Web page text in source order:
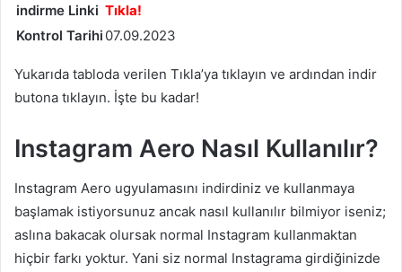
indirme Linki Tıkla!
Kontrol Tarihi 07.09.2023
Yukarıda tabloda verilen Tıkla’ya tıklayın ve ardından indir
butona tıklayın. İşte bu kadar!
Instagram Aero Nasıl Kullanılır?
Instagram Aero ugyulamasını indirdiniz ve kullanmaya
başlamak istiyorsunuz ancak nasıl kullanılır bilmiyor iseniz;
aslına bakacak olursak normal Instagram kullanmaktan
hiçbir farkı yoktur. Yani siz normal Instagrama girdiğinizde